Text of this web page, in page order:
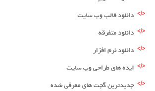
دانلود قالب وب سایت
دانلود متفرقه
دانلود نرم افزار
ایده های طراحی وب سایت
جدیدترین گجت های معرفی شده